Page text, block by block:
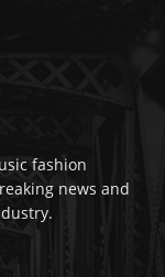
fashion
news and